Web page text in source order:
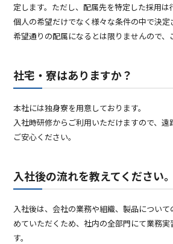
定します。ただし、配属先を特定した採用は
個人の希望だけでなく様々な条件の中で決定
希望通りの配属になるとは限りませんので、
社宅・寮はありますか？
本社には独身寮を用意しております。
入社時研修からご利用いただけますので、遠
ご安心ください。
入社後の流れを教えてください。
入社後は、会社の業務や組織、製品につい
めていただくため、社内の全部門にて業務
す。